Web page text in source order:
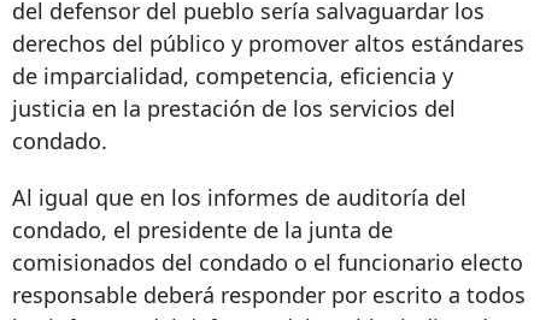
del defensor del pueblo sería salvaguardar los
derechos del público y promover altos estándares
de imparcialidad, competencia, eficiencia y
justicia en la prestación de los servicios del
condado.
Al igual que en los informes de auditoría del
condado, el presidente de la junta de
comisionados del condado o el funcionario electo
responsable deberá responder por escrito a todos